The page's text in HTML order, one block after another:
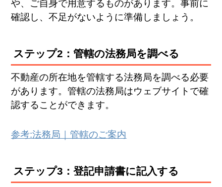
や、ご自身で用意するものがあります。事前に
確認し、不足がないように準備しましょう。
ステップ2：管轄の法務局を調べる
不動産の所在地を管轄する法務局を調べる必要
があります。管轄の法務局はウェブサイトで確
認することができます。
参考:法務局｜管轄のご案内
ステップ3：登記申請書に記入する